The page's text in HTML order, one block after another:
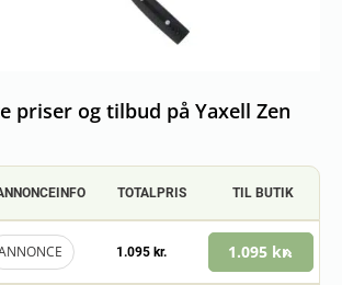
priser og tilbud på Yaxell Zen
TOTALPRIS TIL BUTIK
1.095 kr. 1.095 kr.